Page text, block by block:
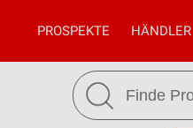
PROSPEKTE HÄNDLER